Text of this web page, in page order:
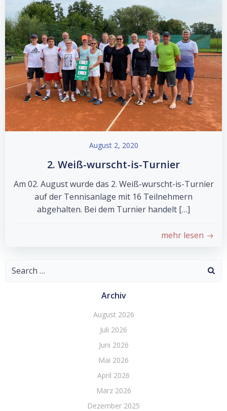
August 2, 2020
2. Weiß-wurscht-is-Turnier
Am 02. August wurde das 2. Weiß-wurscht-is-Turnier
auf der Tennisanlage mit 16 Teilnehmern
abgehalten. Bei dem Turnier handelt […]
mehr lesen
Search
Archiv
August 2026
Juli 2026
Juni 2026
Mai 2026
April 2026
März 2026
Dezember 2025